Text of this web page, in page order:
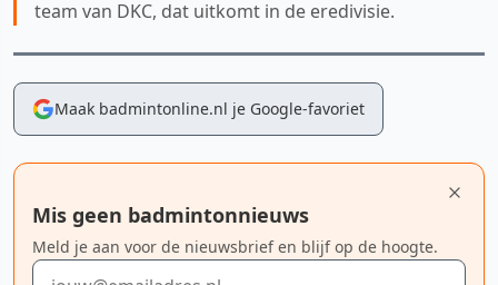
team van DKC, dat uitkomt in de eredivisie.
Maak badmintonline.nl je Google-favoriet
Mis geen badmintonnieuws
Meld je aan voor de nieuwsbrief en blijf op de hoogte.
E-mailadres